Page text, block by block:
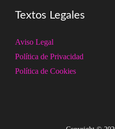
Textos Legales
Aviso Legal
Política de Privacidad
Política de Cookies